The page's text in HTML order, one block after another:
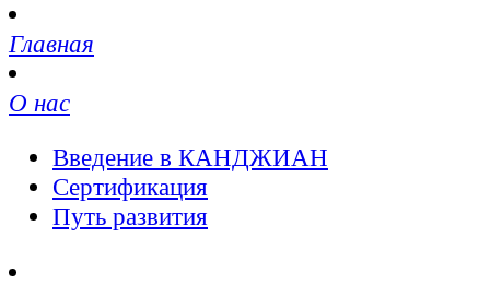
Главная
О нас
Введение в КАНДЖИАН
Сертификация
Путь развития